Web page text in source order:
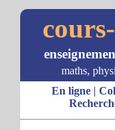
maths,
En ligne|